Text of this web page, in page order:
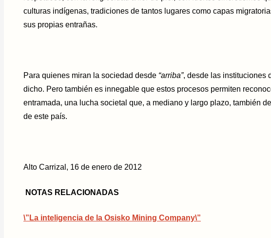
culturas indígenas, tradiciones de tantos lugares como capas
sus propias entrañas.
Para quienes miran la sociedad desde “arriba”, desde las instituciones
dicho. Pero también es innegable que estos procesos permiten
entramada, una lucha societal que, a mediano y largo plazo, también
de este país.
Alto Carrizal, 16 de enero de 2012
NOTAS RELACIONADAS
\”La inteligencia de la Osisko Mining Company\”